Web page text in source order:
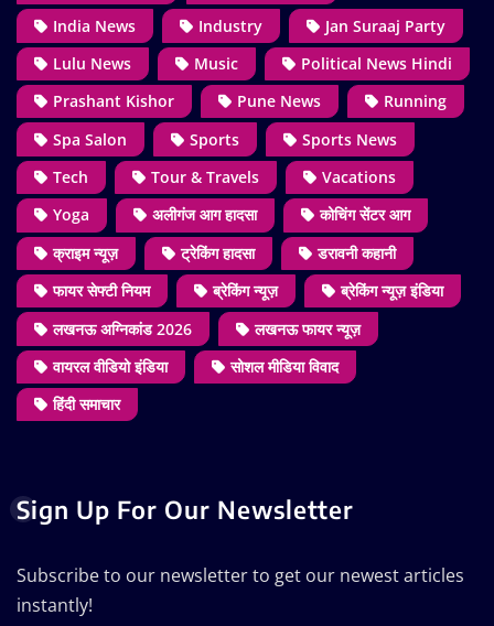
India News
Industry
Jan Suraaj Party
Lulu News
Music
Political News Hindi
Prashant Kishor
Pune News
Running
Spa Salon
Sports
Sports News
Tech
Tour & Travels
Vacations
Yoga
अलीगंज आग हादसा
कोचिंग सेंटर आग
क्राइम न्यूज़
ट्रेकिंग हादसा
डरावनी कहानी
फायर सेफ्टी नियम
ब्रेकिंग न्यूज़
ब्रेकिंग न्यूज़ इंडिया
लखनऊ अग्निकांड 2026
लखनऊ फायर न्यूज़
वायरल वीडियो इंडिया
सोशल मीडिया विवाद
हिंदी समाचार
Sign Up For Our Newsletter
Subscribe to our newsletter to get our newest articles
instantly!